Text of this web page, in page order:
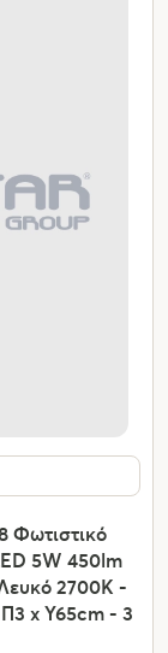
Φωτιστικό
5W 450lm
2700K -
x Υ65cm - 3